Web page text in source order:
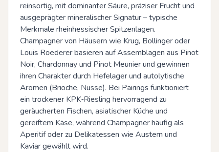
reinsortig, mit dominanter Säure, präziser Frucht und
ausgeprägter mineralischer Signatur – typische
Merkmale rheinhessischer Spitzenlagen.
Champagner von Häusern wie Krug, Bollinger oder
Louis Roederer basieren auf Assemblagen aus Pinot
Noir, Chardonnay und Pinot Meunier und gewinnen
ihren Charakter durch Hefelager und autolytische
Aromen (Brioche, Nüsse). Bei Pairings funktioniert
ein trockener KPK‑Riesling hervorragend zu
geräucherten Fischen, asiatischer Küche und
gereiftem Käse, während Champagner häufig als
Aperitif oder zu Delikatessen wie Austern und
Kaviar gewählt wird.